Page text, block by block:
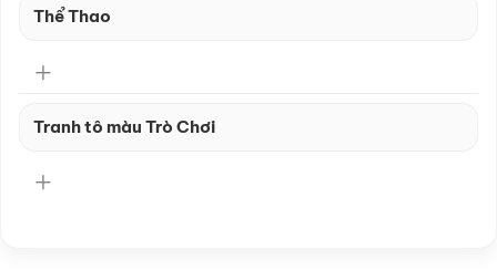
Thể Thao
Tranh tô màu Trò Chơi